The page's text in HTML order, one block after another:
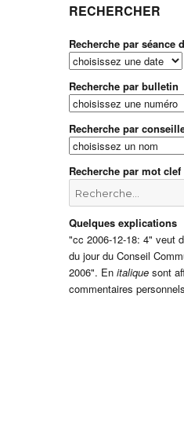
RECHERCHER
Recherche par séance
Recherche par bulletin
Recherche par
Recherche par mot clef
Recherche
pour
:Quelques explications
"cc 2006-12-18: 4" veut
du jour du Conseil
2006". Enitalique sont
commentaires